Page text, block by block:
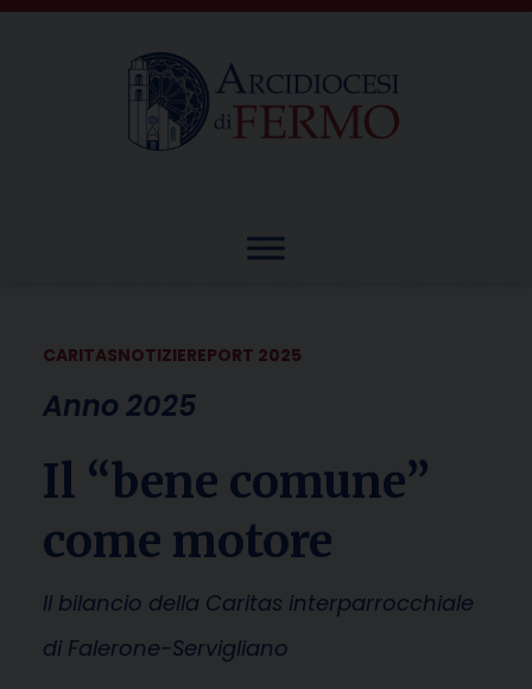
Skip
CARITASNOTIZIEREPORT 2025
Anno 2025
Il “bene comune”
come motore
Il bilancio della Caritas interparrocchiale
di Falerone-Servigliano